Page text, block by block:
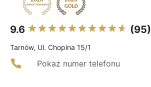
9.6 (95)
Tarnów, Ul. Chopina 15/1
Pokaż numer telefonu